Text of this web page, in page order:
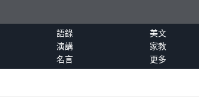
語錄
美文
演講
家教
名言 更多